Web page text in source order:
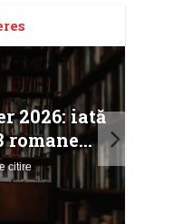
2026: iată
romane...
citire